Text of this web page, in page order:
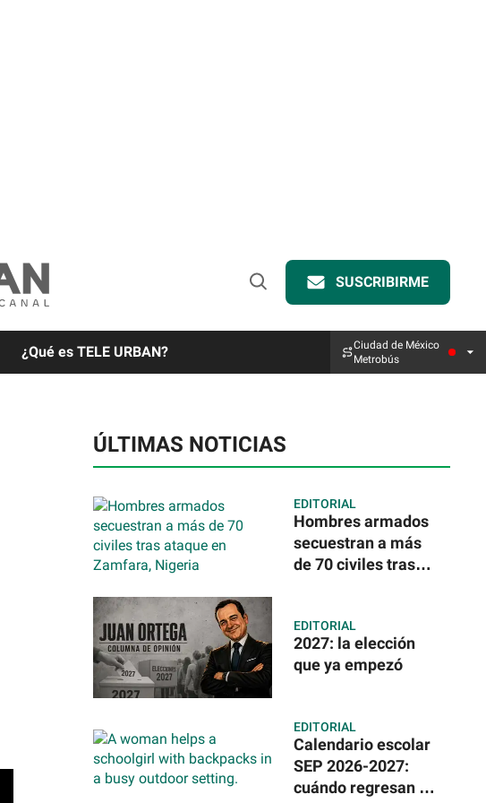
Open
SUSCRIBIRME
¿Qué es TELE URBAN?
Ciudad de México
Metrobús
ÚLTIMAS NOTICIAS
EDITORIAL
Hombres armados
secuestran a más
de 70 civiles tras
EDITORIAL
2027: la elección
que ya empezó
EDITORIAL
Calendario escolar
SEP 2026-2027:
cuándo regresan a